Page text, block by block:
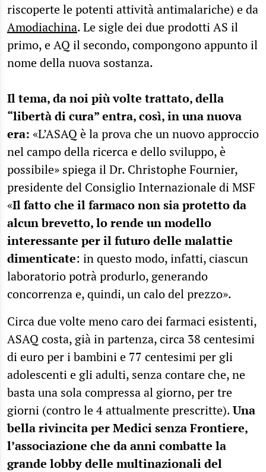
riscoperte le potenti attività antimalariche) e da
Amodiachina. Le sigle dei due prodotti AS il
primo, e AQ il secondo, compongono appunto il
nome della nuova sostanza.
Il tema, da noi più volte trattato, della
“libertà di cura” entra, così, in una nuova
era: «L’ASAQ è la prova che un nuovo approccio
nel campo della ricerca e dello sviluppo, è
possibile» spiega il Dr. Christophe Fournier,
presidente del Consiglio Internazionale di MSF
«Il fatto che il farmaco non sia protetto da
alcun brevetto, lo rende un modello
interessante per il futuro delle malattie
dimenticate: in questo modo, infatti, ciascun
laboratorio potrà produrlo, generando
concorrenza e, quindi, un calo del prezzo».
Circa due volte meno caro dei farmaci esistenti,
ASAQ costa, già in partenza, circa 38 centesimi
di euro per i bambini e 77 centesimi per gli
adolescenti e gli adulti, senza contare che, ne
basta una sola compressa al giorno, per tre
giorni (contro le 4 attualmente prescritte).Una
bella rivincita per Medici senza Frontiere,
l’associazione che da anni combatte la
grande lobby delle multinazionali del